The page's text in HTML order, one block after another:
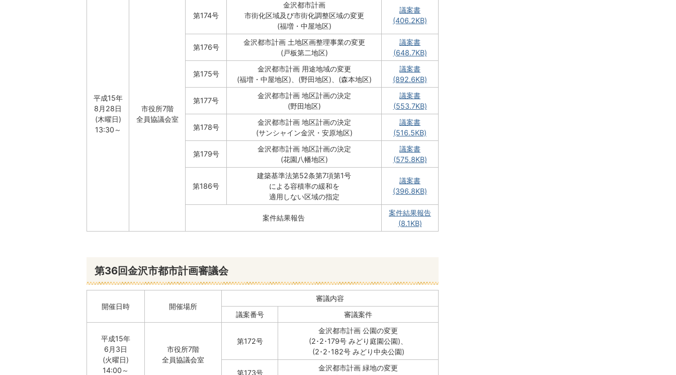
平成15年
8月28日
(木曜日)
13:30～
市役所7階
全員協議会室
第174号
金沢都市計画
市街化区域及び市街化調整区域の変更
(福増・中屋地区)
議案書
(406.2KB)
第176号
金沢都市計画 土地区画整理事業の変更
(戸板第二地区)
議案書
(648.7KB)
第175号
金沢都市計画 用途地域の変更
(福増・中屋地区)、(野田地区)、(森本地区)
議案書
(892.6KB)
第177号
金沢都市計画 地区計画の決定
(野田地区)
議案書
(553.7KB)
第178号
金沢都市計画 地区計画の決定
(サンシャイン金沢・安原地区)
議案書
(516.5KB)
第179号
金沢都市計画 地区計画の決定
(花園八幡地区)
議案書
(575.8KB)
第186号
建築基準法第52条第7項第1号
による容積率の緩和を
適用しない区域の指定
議案書
(396.8KB)
案件結果報告
案件結果報告
(8.1KB)
第36回金沢市都市計画審議会
開催日時 開催場所
審議内容
議案番号
審議案件
平成15年
6月3日
(火曜日)
14:00～
市役所7階
全員協議会室
第172号
金沢都市計画 公園の変更
(2･2･179号 みどり庭園公園)、
(2･2･182号 みどり中央公園)
第173号
金沢都市計画 緑地の変更